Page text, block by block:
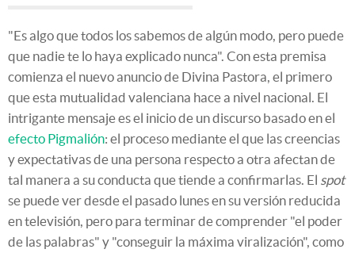
"Es algo que todos los sabemos de algún modo, pero puede
que nadie te lo haya explicado nunca". Con esta premisa
comienza el nuevo anuncio de Divina Pastora, el primero
que esta mutualidad valenciana hace a nivel nacional. El
intrigante mensaje es el inicio de un discurso basado en el
efecto Pigmalión: el proceso mediante el que las creencias
y expectativas de una persona respecto a otra afectan de
tal manera a su conducta que tiende a confirmarlas. El spot
se puede ver desde el pasado lunes en su versión reducida
en televisión, pero para terminar de comprender "el poder
de las palabras" y "conseguir la máxima viralización", como